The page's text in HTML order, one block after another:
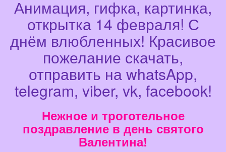
Анимация, гифка, картинка,
открытка 14 февраля! С
днём влюбленных! Красивое
пожелание скачать,
отправить на whatsApp,
telegram, viber, vk, facebook!
Нежное и троготельное
поздравление в день святого
Валентина!